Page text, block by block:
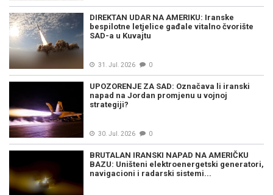
DIREKTAN UDAR NA AMERIKU: Iranske
bespilotne letjelice gađale vitalno čvorište
SAD-a u Kuvajtu
31. Jul. 2026 0
UPOZORENJE ZA SAD: Označava li iranski
napad na Jordan promjenu u vojnoj
strategiji?
30. Jul. 2026 0
BRUTALAN IRANSKI NAPAD NA AMERIČKU
BAZU: Uništeni elektroenergetski generatori,
navigacioni i radarski sistemi...